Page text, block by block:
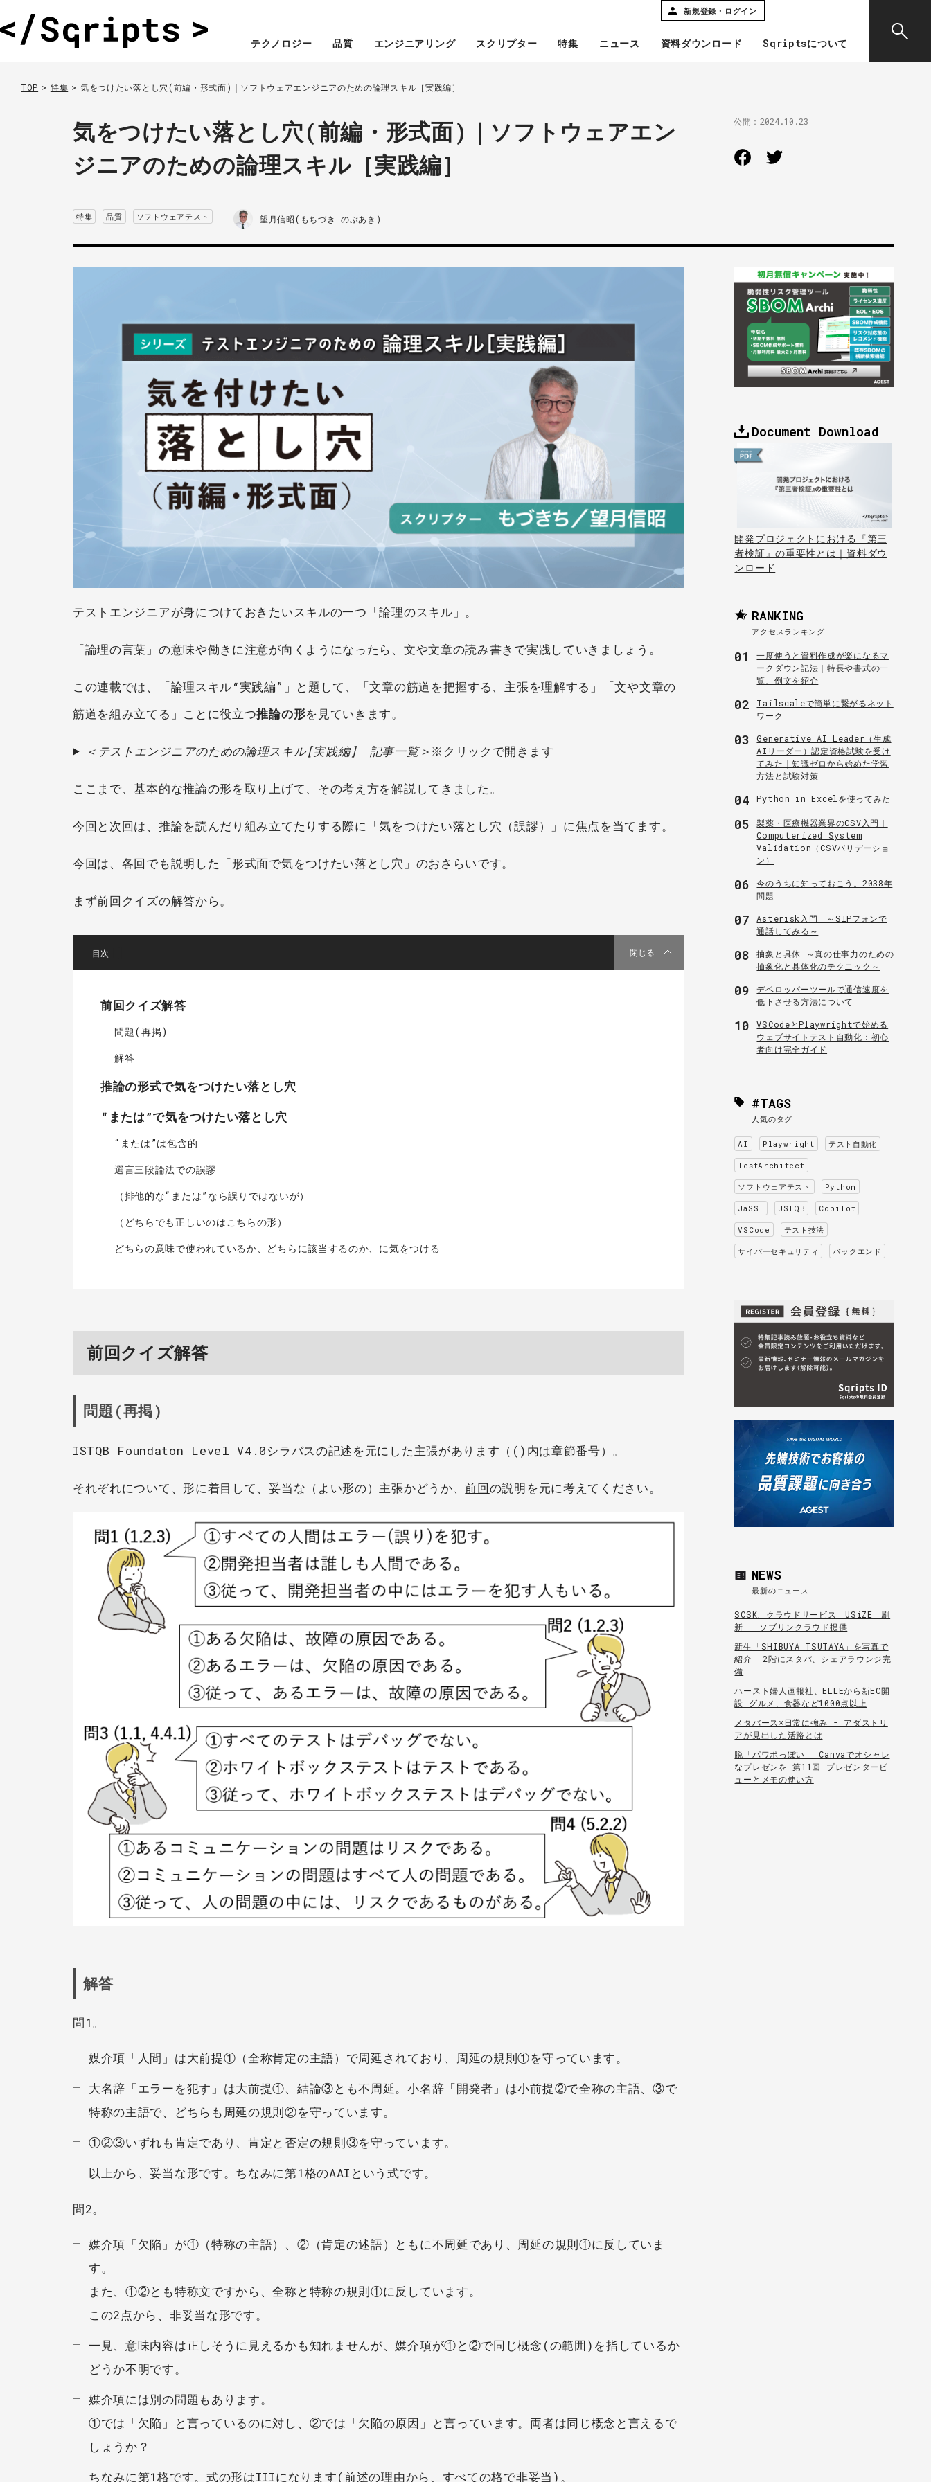
新規登録・ログイン
テクノロジー 品質 エンジニアリング スクリプター 特集 ニュース 資料ダウンロード Sqriptsについて
TOP 特集 気をつけたい落とし穴(前編・形式面)｜ソフトウェアエンジニアのための論理スキル［実践編］
気をつけたい落とし穴(前編・形式面)｜ソフトウェアエン
ジニアのための論理スキル［実践編］
公開：2024.10.23
特集 品質 ソフトウェアテスト 望月信昭(もちづき のぶあき)
テストエンジニアが身につけておきたいスキルの一つ「論理のスキル」。
「論理の言葉」の意味や働きに注意が向くようになったら、文や文章の読み書きで実践していきましょう。
この連載では、「論理スキル“実践編”」と題して、「文章の筋道を把握する、主張を理解する」「文や文章の
筋道を組み立てる」ことに役立つ推論の形を見ていきます。
＜テストエンジニアのための論理スキル[実践編] 記事一覧＞ ※クリックで開きます
ここまで、基本的な推論の形を取り上げて、その考え方を解説してきました。
今回と次回は、推論を読んだり組み立てたりする際に「気をつけたい落とし穴（誤謬）」に焦点を当てます。
今回は、各回でも説明した「形式面で気をつけたい落とし穴」のおさらいです。
まず前回クイズの解答から。
閉じる
前回クイズ解答
問題(再掲)
解答
推論の形式で気をつけたい落とし穴
“または”で気をつけたい落とし穴
“または”は包含的
選言三段論法での誤謬
（排他的な“または”なら誤りではないが）
（どちらでも正しいのはこちらの形）
どちらの意味で使われているか、どちらに該当するのか、に気をつける
前回クイズ解答
問題(再掲)
ISTQB Foundaton Level V4.0シラバスの記述を元にした主張があります（()内は章節番号）。
それぞれについて、形に着目して、妥当な（よい形の）主張かどうか、前回の説明を元に考えてください。
解答
問1。
媒介項「人間」は大前提①（全称肯定の主語）で周延されており、周延の規則①を守っています。
大名辞「エラーを犯す」は大前提①、結論③とも不周延。小名辞「開発者」は小前提②で全称の主語、③で
特称の主語で、どちらも周延の規則②を守っています。
①②③いずれも肯定であり、肯定と否定の規則③を守っています。
以上から、妥当な形です。ちなみに第1格のAAIという式です。
問2。
媒介項「欠陥」が①（特称の主語）、②（肯定の述語）ともに不周延であり、周延の規則①に反していま
す。
また、①②とも特称文ですから、全称と特称の規則①に反しています。
この2点から、非妥当な形です。
一見、意味内容は正しそうに見えるかも知れませんが、媒介項が①と②で同じ概念(の範囲)を指しているか
どうか不明です。
媒介項には別の問題もあります。
①では「欠陥」と言っているのに対し、②では「欠陥の原因」と言っています。両者は同じ概念と言えるで
しょうか？
ちなみに第1格です。式の形はIIIになります(前述の理由から、すべての格で非妥当)。
Document Download
開発プロジェクトにおける『第三
者検証』の重要性とは｜資料ダウ
ンロード
RANKING
アクセスランキング
01
一度使うと資料作成が楽になるマ
ークダウン記法｜特長や書式の一
覧、例文を紹介
02
Tailscaleで簡単に繋がるネット
ワーク
03
Generative AI Leader（生成
AIリーダー）認定資格試験を受け
てみた｜知識ゼロから始めた学習
方法と試験対策
04 Python in Excelを使ってみた
05
製薬・医療機器業界のCSV入門｜
Computerized System
Validation（CSVバリデーショ
ン）
06
今のうちに知っておこう。2038年
問題
07
Asterisk入門 ～SIPフォンで
通話してみる～
08
抽象と具体 ～真の仕事力のための
抽象化と具体化のテクニック～
09
デベロッパーツールで通信速度を
低下させる方法について
10
VSCodeとPlaywrightで始める
ウェブサイトテスト自動化：初心
者向け完全ガイド
#TAGS
人気のタグ
AI Playwright テスト自動化
TestArchitect
ソフトウェアテスト Python
JaSST JSTQB Copilot
VSCode テスト技法
サイバーセキュリティ バックエンド
NEWS
最新のニュース
SCSK、クラウドサービス「USiZE」刷
新 - ソブリンクラウド提供
新生「SHIBUYA TSUTAYA」を写真で
紹介--2階にスタバ、シェアラウンジ完
備
ハースト婦人画報社、ELLEから新EC開
設 グルメ、食器など1000点以上
メタバース×日常に強み - アダストリ
アが見出した活路とは
脱「パワポっぽい」 Canvaでオシャレ
なプレゼンを 第11回 プレゼンタービ
ューとメモの使い方